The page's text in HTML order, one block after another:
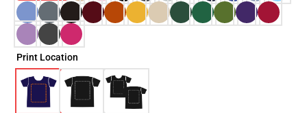
Print Location